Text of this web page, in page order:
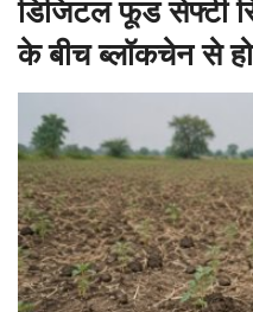
डिजिटल फूड सेफ्टी
के बीच ब्लॉकचेन से